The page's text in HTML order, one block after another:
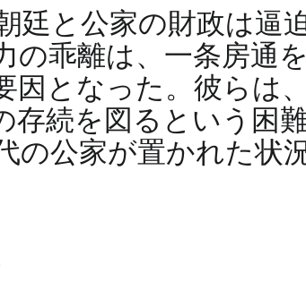
廷と公家の財政は逼
の乖離は、一条房通
因となった。彼らは
存続を図るという困
の公家が置かれた状